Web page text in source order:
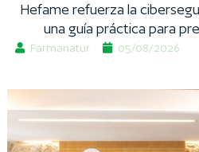
Hefame refuerza la
una guía práctica para
Farmanatur 05/08/2026